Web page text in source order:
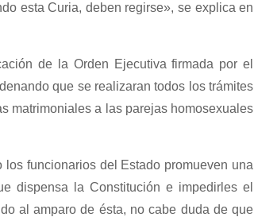
esta Curia, deben regirse», se explica en
de la Orden Ejecutiva firmada por el
que se realizaran todos los trámites
matrimoniales a las parejas homosexuales
funcionarios del Estado promueven una
dispensa la Constitución e impedirles el
al amparo de ésta, no cabe duda de que